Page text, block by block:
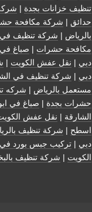
تنظيف خزانات بجدة |
حدائق | شركة مكافحة
بالرياض | شركة تنظيف
مكافحة حشرات | صباغ
دبي | نقل عفش الكويت |
دبي | شركة تنظيف في
مستعمل بالرياض | شركه
حشرات بجدة | صباغ في
الشارقة | نقل عفش
اسطح | شركة تنظيف
دبي |تركيب جبس بورد
الكويت | شركة تنظيف